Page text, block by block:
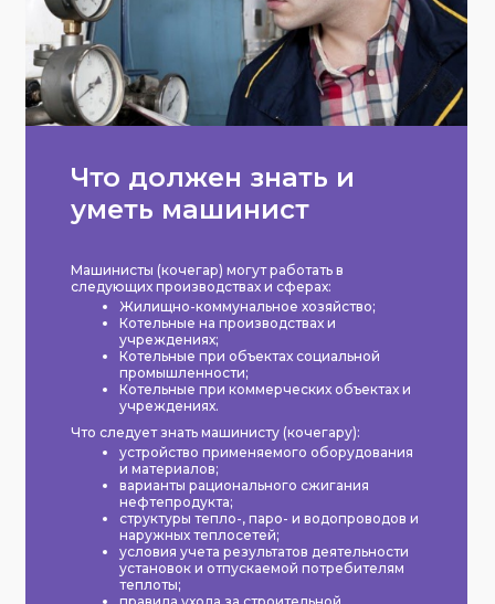
Что должен знать и
уметь машинист
Машинисты (кочегар) могут работать в
следующих производствах и сферах:
Жилищно-коммунальное хозяйство;
Котельные на производствах и
учреждениях;
Котельные при объектах социальной
промышленности;
Котельные при коммерческих объектах и
учреждениях.
Что следует знать машинисту (кочегару):
устройство применяемого оборудования
и материалов;
варианты рационального сжигания
нефтепродукта;
структуры тепло-, паро- и водопроводов и
наружных теплосетей;
условия учета результатов деятельности
установок и отпускаемой потребителям
теплоты;